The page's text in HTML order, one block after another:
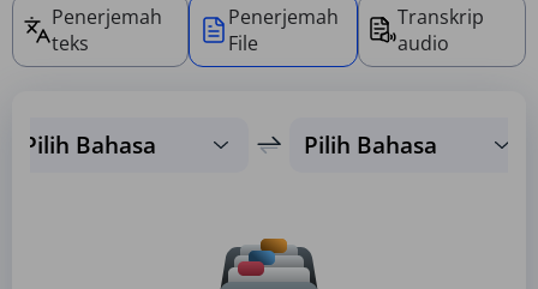
Penerjemah
teks
Penerjemah
File
Transkrip
audio
Pilih Bahasa Pilih Bahasa